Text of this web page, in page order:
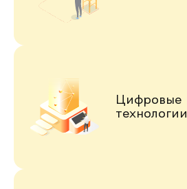
Цифровые
технологии